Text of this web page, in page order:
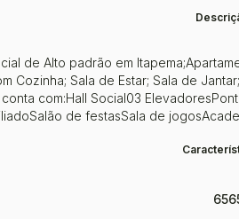
de Alto padrão em
Cozinha; Sala de Estar; Sala de
com:Hall Social03
de festasSala de